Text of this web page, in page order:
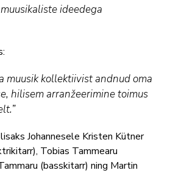
ideedega
muusik kollektiivist andnud oma
hilisem arranžeerimine toimus
Johannesele Kristen Kütner
Tobias Tammearu
(basskitarr) ning Martin